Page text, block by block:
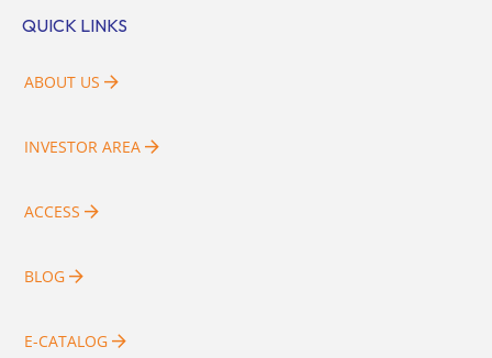
QUICK LINKS
ABOUT US
INVESTOR AREA
ACCESS
BLOG
E-CATALOG